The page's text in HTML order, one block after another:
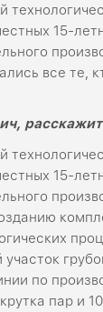
15-
все те,
15-
по
пар и